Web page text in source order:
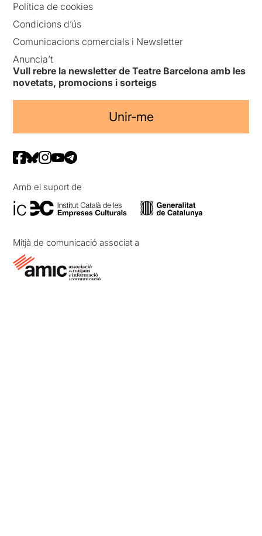
Política de cookies
Condicions d’ús
Comunicacions comercials i Newsletter
Anuncia’t
Vull rebre la newsletter de Teatre Barcelona amb les
novetats, promocions i sorteigs
Unir-me
Amb el suport de
Mitjà de comunicació associat a